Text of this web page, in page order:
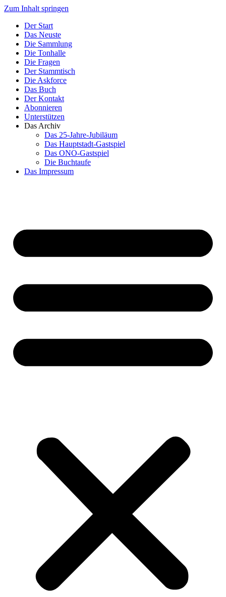
Zum Inhalt springen
Der Start
Das Neuste
Die Sammlung
Die Tonhalle
Die Fragen
Der Stammtisch
Die Askforce
Das Buch
Der Kontakt
Abonnieren
Unterstützen
Das Archiv
Das 25-Jahre-Jubiläum
Das Hauptstadt-Gastspiel
Das ONO-Gastspiel
Die Buchtaufe
Das Impressum